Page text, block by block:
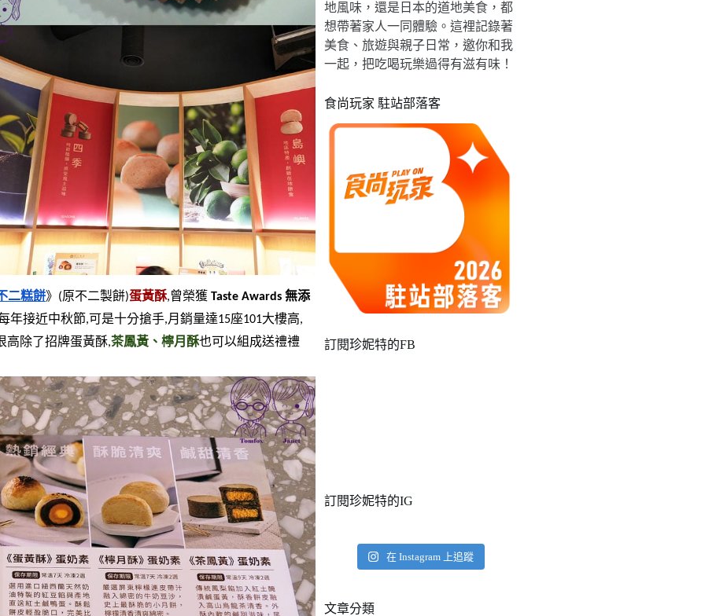
二糕餅》(原不二製餅)蛋黃酥,曾榮獲 Taste Awards 無添
年接近中秋節,可是十分搶手,月銷量達15座101大樓高,
高除了招牌蛋黃酥,茶鳳黃、檸月酥也可以組成送禮禮
地風味，還是日本的道地美食，都
想帶著家人一同體驗。這裡記錄著
美食、旅遊與親子日常，邀你和我
一起，把吃喝玩樂過得有滋有味！
食尚玩家 駐站部落客
訂閱珍妮特的FB
訂閱珍妮特的IG
在 Instagram 上追蹤
文章分類